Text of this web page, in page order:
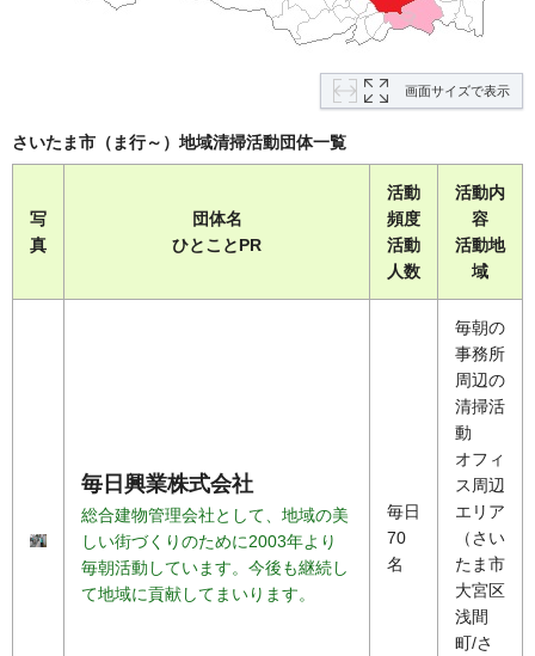
画面サイズで表示
さいたま市（ま行～）地域清掃活動団体一覧
写
真
団体名
ひとことPR
活動
頻度
活動
人数
活動内
容
活動地
域
毎日興業株式会社
総合建物管理会社として、地域の美
しい街づくりのために2003年より
毎朝活動しています。今後も継続し
て地域に貢献してまいります。
毎日
70
名
毎朝の
事務所
周辺の
清掃活
動
オフィ
ス周辺
エリア
（さい
たま市
大宮区
浅間
町/さ